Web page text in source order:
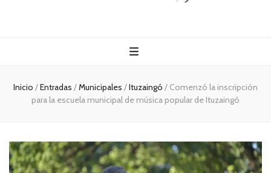
Todo es
(rosca)
política
Inicio /Entradas /Municipales /Ituzaingó / Comenzó la inscripción
para la escuela municipal de música popular de Ituzaingó